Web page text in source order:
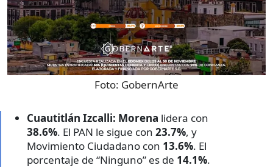
Foto: GobernArte
Cuautitlán Izcalli: Morena lidera con
38.6%. El PAN le sigue con 23.7%, y
Movimiento Ciudadano con 13.6%. El
porcentaje de “Ninguno” es de 14.1%.